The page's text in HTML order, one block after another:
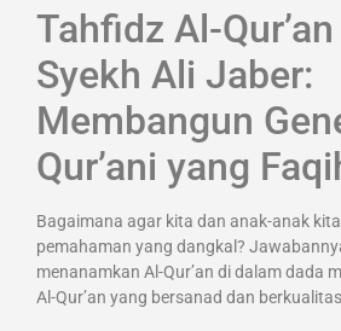
Tahfidz Al-
Syekh Ali Jaber:
Membangun
Qur’ani yang
Bagaimana agar kita dan anak-anak
pemahaman yang dangkal?
menanamkan Al-Qur’an di dalam dada
Al-Qur’an yang bersanad dan